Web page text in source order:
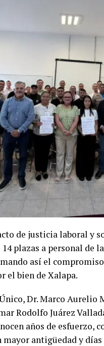
de justicia laboral y
plazas a personal de
así el
el bien de Xalapa.
Dr. Marco Aurelio
Rodolfo Juárez
años de esfuerzo,
antigüedad y